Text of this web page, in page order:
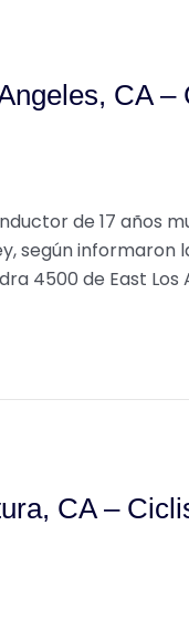
CA
de 17 años
según
4500 de East
CA –